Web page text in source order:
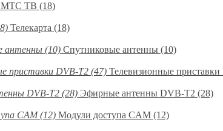
МТС ТВ (18)
Телекарта (18)
Спутниковые антенны (10)
Телевизионные
Эфирные антенны DVB-T2 (28)
Модули доступа CAM (12)